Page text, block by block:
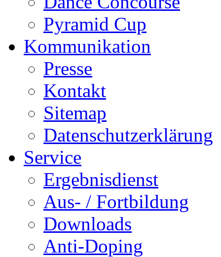
Pyramid Cup
Kommunikation
Presse
Kontakt
Sitemap
Datenschutzerklärung
Service
Ergebnisdienst
Aus- / Fortbildung
Downloads
Anti-Doping